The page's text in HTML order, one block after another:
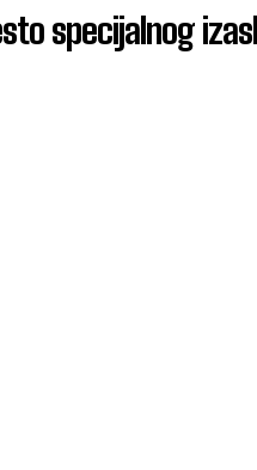
specijalnog